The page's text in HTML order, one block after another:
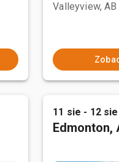
Valleyview, AB
11 sie - 12 sie
Edmonton,